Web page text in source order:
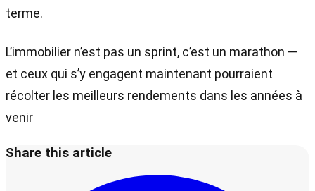
terme.
L’immobilier n’est pas un sprint, c’est un marathon —
et ceux qui s’y engagent maintenant pourraient
récolter les meilleurs rendements dans les années à
venir
Share this article